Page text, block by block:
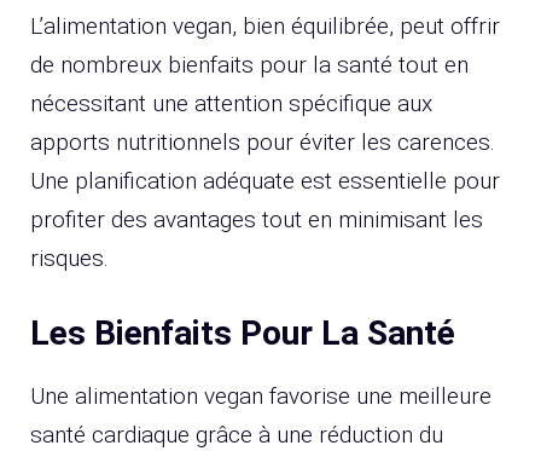
L’alimentation vegan, bien équilibrée, peut offrir
de nombreux bienfaits pour la santé tout en
nécessitant une attention spécifique aux
apports nutritionnels pour éviter les carences.
Une planification adéquate est essentielle pour
profiter des avantages tout en minimisant les
risques.
Les Bienfaits Pour La Santé
Une alimentation vegan favorise une meilleure
santé cardiaque grâce à une réduction du